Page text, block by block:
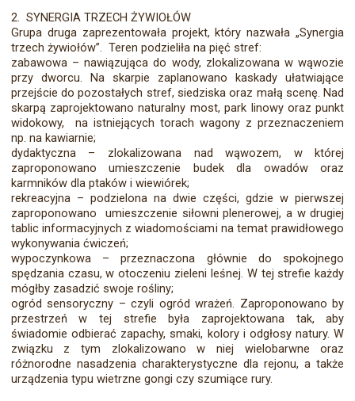
2. SYNERGIA TRZECH ŻYWIOŁÓW
Grupa druga zaprezentowała projekt, który nazwała „Synergia
trzech żywiołów”. Teren podzieliła na pięć stref:
zabawowa – nawiązująca do wody, zlokalizowana w wąwozie
przy dworcu. Na skarpie za­planowano kaskady ułatwiające
przejście do pozostałych stref, siedziska oraz małą scenę. Nad
skarpą zaprojektowano naturalny most, park linowy oraz punkt
widokowy, na istnieją­cych torach wagony z przeznaczeniem
np. na kawiarnie;
dydaktyczna – zlokalizowana nad wąwozem, w której
zaproponowano umieszczenie budek dla owadów oraz
karmników dla ptaków i wiewiórek;
rekreacyjna – podzielona na dwie części, gdzie w pierwszej
zaproponowano umieszczenie siłowni plenerowej, a w drugiej
tablic informacyjnych z wiadomościami na temat prawidło­wego
wykonywania ćwiczeń;
wypoczynkowa – przeznaczona głównie do spokojnego
spędzania czasu, w otoczeniu zieleni leśnej. W tej strefie każdy
mógłby zasadzić swoje rośliny;
ogród sensoryczny – czyli ogród wrażeń. Zaproponowano by
przestrzeń w tej strefie była za­projektowana tak, aby
świadomie odbierać zapachy, smaki, kolory i odgłosy natury. W
związku z tym zlokalizowano w niej wielobarwne oraz
różnorodne nasadzenia charaktery­styczne dla rejonu, a także
urządzenia typu wietrzne gongi czy szumiące rury.